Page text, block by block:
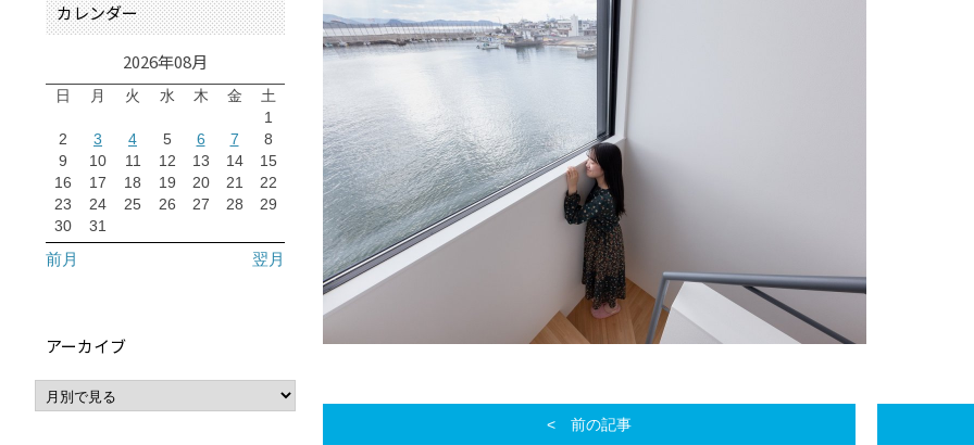
前の記事
カレンダー
2026年08月
日 月 火 水 木 金
土
1
2
3 4 5 6 7
8
9
10 11 12 13 14
15
16
17 18 19 20 21
22
23
24 25 26 27 28
29
30
31
前月 翌月
アーカイブ